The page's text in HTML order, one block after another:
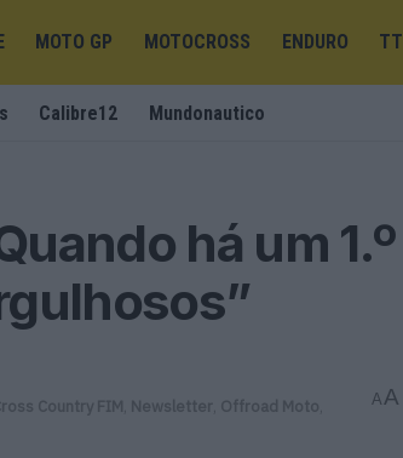
MOTO GP MOTOCROSS ENDURO TT
Calibre12 Mundonautico
há um 1.º
Country FIM Newsletter Offroad Moto AA